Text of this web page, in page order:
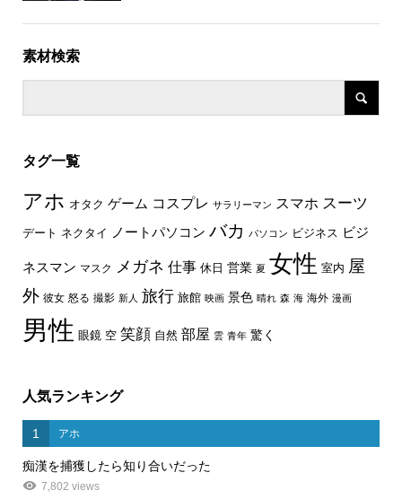
素材検索
タグ一覧
アホ オタク ゲーム コスプレ サラリーマン スマホ スーツ
デート ネクタイ ノートパソコン バカ パソコン ビジネス ビジ
ネスマン マスク メガネ 仕事 休日 営業 夏 女性 室内 屋
外 彼女 怒る 撮影 新人 旅行 旅館 映画 景色 晴れ 森 海 海外 漫画
男性 眼鏡 空 笑顔 自然 部屋 雲 青年 驚く
人気ランキング
1 アホ
痴漢を捕獲したら知り合いだった
7,802 views